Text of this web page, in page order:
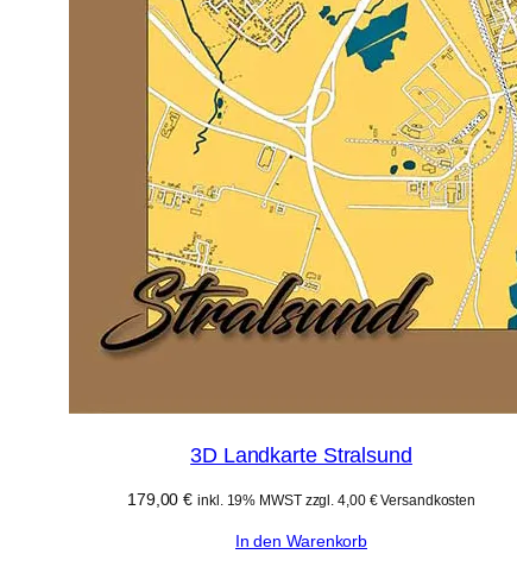
3D Landkarte Stralsund
179,00€ inkl. 19% MWST zzgl. 4,00 € Versandkosten
In den Warenkorb